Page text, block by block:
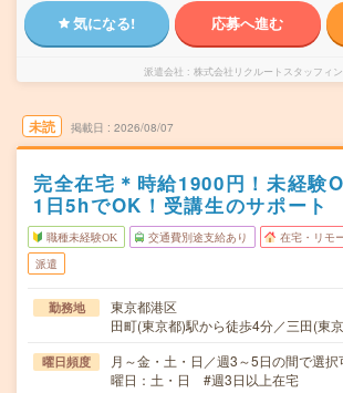
気になる! 応募へ進む
派遣会社 株式会社リクルートスタッフィ
未読 掲載日 2026/08/07
完全在宅＊時給1900円！未経験
1日5hでOK！受講生のサポート
職種未経験OK 交通費別途支給あり 在宅・リモ
派遣
勤務地
東京都港区
田町(東京都)駅から徒歩4分／三田(東
曜日頻度
月～金・土・日／週3～5日の間で選
曜日：土・日 #週3日以上在宅